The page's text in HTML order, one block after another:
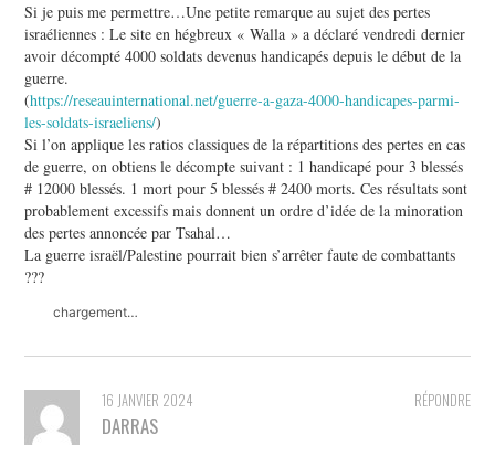
Si je puis me permettre…Une petite remarque au sujet des pertes
israéliennes : Le site en hégbreux « Walla » a déclaré vendredi dernier
avoir décompté 4000 soldats devenus handicapés depuis le début de la
guerre.
(https://reseauinternational.net/guerre-a-gaza-4000-handicapes-parmi-
les-soldats-israeliens/)
Si l’on applique les ratios classiques de la répartitions des pertes en cas
de guerre, on obtiens le décompte suivant : 1 handicapé pour 3 blessés
# 12000 blessés. 1 mort pour 5 blessés # 2400 morts. Ces résultats sont
probablement excessifs mais donnent un ordre d’idée de la minoration
des pertes annoncée par Tsahal…
La guerre israël/Palestine pourrait bien s’arrêter faute de combattants
???
chargement…
RÉPONDRE
16 JANVIER 2024
DARRAS